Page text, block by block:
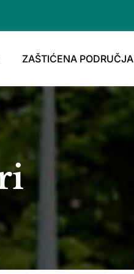
ZAŠTIĆENA PODRUČJA